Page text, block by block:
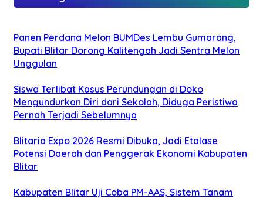
Panen Perdana Melon BUMDes Lembu Gumarang,
Bupati Blitar Dorong Kalitengah Jadi Sentra Melon
Unggulan
Siswa Terlibat Kasus Perundungan di Doko
Mengundurkan Diri dari Sekolah, Diduga Peristiwa
Pernah Terjadi Sebelumnya
Blitaria Expo 2026 Resmi Dibuka, Jadi Etalase
Potensi Daerah dan Penggerak Ekonomi Kabupaten
Blitar
Kabupaten Blitar Uji Coba PM-AAS, Sistem Tanam